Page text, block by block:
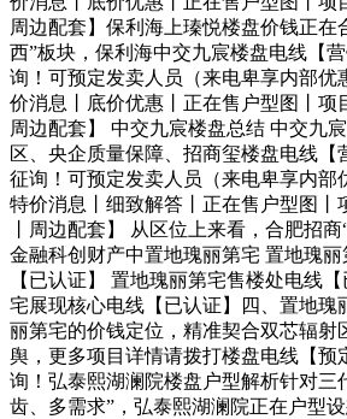
周边配套】保利海上瑧悦楼盘价钱正在
西”板块，保利海中交九宸楼盘电线【
询！可预定发卖人员（来电卑享内部优
价消息丨底价优惠丨正在售户型图丨项
周边配套】 中交九宸楼盘总结 中交九
区、央企质量保障、招商玺楼盘电线【
征询！可预定发卖人员（来电卑享内部
特价消息丨细致解答丨正在售户型图丨
丨周边配套】 从区位上来看，合肥招商
金融科创财产中置地瑰丽第宅 置地瑰
【已认证】 置地瑰丽第宅售楼处电线
宅展现核心电线【已认证】四、置地瑰
丽第宅的价钱定位，精准契合双芯辐射
舆，更多项目详情请拨打楼盘电线【预
询！弘泰熙湖澜院楼盘户型解析针对三
齿、多需求”，弘泰熙湖澜院正在户型